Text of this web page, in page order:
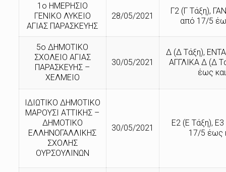
1ο ΗΜΕΡΗΣΙΟ
ΓΕΝΙΚΟ ΛΥΚΕΙΟ
ΑΓΙΑΣ ΠΑΡΑΣΚΕΥΗΣ
28/05/2021
Γ2 (Γ Τάξη),
από 17/5
5ο ΔΗΜΟΤΙΚΟ
ΣΧΟΛΕΙΟ ΑΓΙΑΣ
ΠΑΡΑΣΚΕΥΗΣ –
ΧΕΛΜΕΙΟ
30/05/2021
Δ (Δ Τάξη),
ΑΓΓΛΙΚΑ Δ (Δ
έως
ΙΔΙΩΤΙΚΟ ΔΗΜΟΤΙΚΟ
ΜΑΡΟΥΣΙ ΑΤΤΙΚΗΣ –
ΔΗΜΟΤΙΚΟ
ΕΛΛΗΝΟΓΑΛΛΙΚΗΣ
ΣΧΟΛΗΣ
ΟΥΡΣΟΥΛΙΝΩΝ
30/05/2021
Ε2 (Ε Τάξη),
17/5 έως